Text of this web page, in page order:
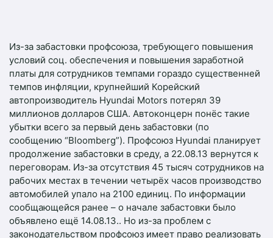
Из-за забастовки профсоюза, требующего повышения
условий соц. обеспечения и повышения заработной
платы для сотрудников темпами гораздо существенней
темпов инфляции, крупнейший Корейский
автопроизводитель Hyundai Motors потерял 39
миллионов долларов США. Автоконцерн понёс такие
убытки всего за первый день забастовки (по
сообщению “Bloomberg”). Профсоюз Hyundai планирует
продолжение забастовки в среду, а 22.08.13 вернутся к
переговорам. Из-за отсутствия 45 тысяч сотрудников на
рабочих местах в течении четырёх часов производство
автомобилей упало на 2100 единиц. По информации
сообщающейся ранее – о начале забастовки было
объявлено ещё 14.08.13.. Но из-за проблем с
законодательством профсоюз имеет право реализовать